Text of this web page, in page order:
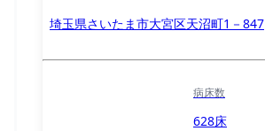
埼玉県さいたま市大宮区天沼町1－847
病床数
628床